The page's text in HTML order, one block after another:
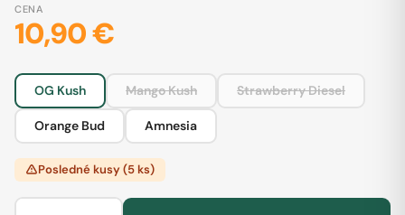
CENA
10,90 €
OG Kush Mango Kush Strawberry Diesel
Orange Bud Amnesia
Posledné kusy (5 ks)